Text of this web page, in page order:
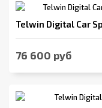
Telwin Digital Car
76 600 руб